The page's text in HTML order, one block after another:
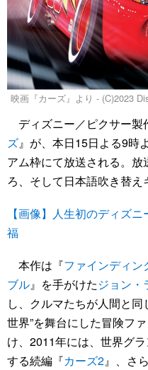
映画『カーズ』より - (C)2023
ディズニー／ピクサー製
ズ』が、本日15日よる9時
アム枠にて放送される。
ろ、そして日本語吹き替え
【画像】人生初のディズ
福
本作は『ファインディン
ブル』を手がけたジョン・
し、クルマたちが人間と
世界”を舞台にした冒険フ
け、2011年には、世界グ
する続編『カーズ2』、さ